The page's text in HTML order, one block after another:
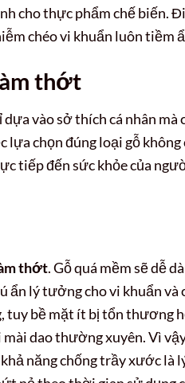
cho thực phẩm chế biến.
chéo vi khuẩn luôn tiềm
thớt
dựa vào sở thích cá nhân mà
chọn đúng loại gỗ không
tiếp đến sức khỏe của
thớt. Gỗ quá mềm sẽ dễ
ẩn lý tưởng cho vi khuẩn và
tuy bề mặt ít bị tổn thương
dao thường xuyên. Vì
năng chống trầy xước là